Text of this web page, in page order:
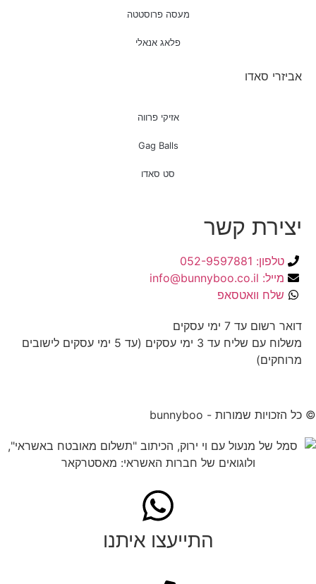
מעסה פרוסטטה
פלאג אנאלי
אביזרי סאדו
אזיקי פרווה
Gag Balls
סט סאדו
יצירת קשר
טלפון: 052-9597881
מייל: info@bunnyboo.co.il
שלח וואטסאפ
דואר רשום עד 7 ימי עסקים
משלוח עם שליח עד 3 ימי עסקים (עד 5 ימי עסקים לישובים
מרוחקים)
© כל הזכויות שמורות - bunnyboo
התייעצו איתנו